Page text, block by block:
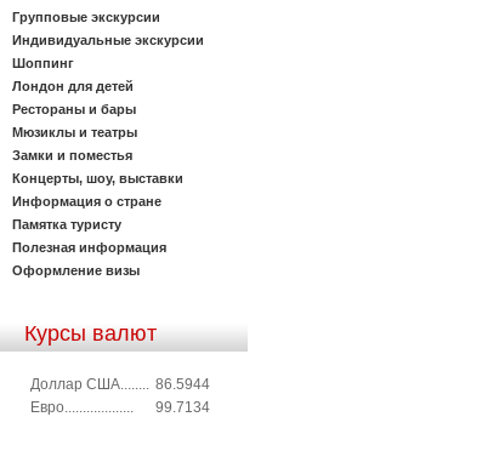
Групповые экскурсии
Индивидуальные экскурсии
Шоппинг
Лондон для детей
Рестораны и бары
Мюзиклы и театры
Замки и поместья
Концерты, шоу, выставки
Информация о стране
Памятка туристу
Полезная информация
Оформление визы
Курсы валют
Доллар США........ 86.5944
Евро...................
99.7134